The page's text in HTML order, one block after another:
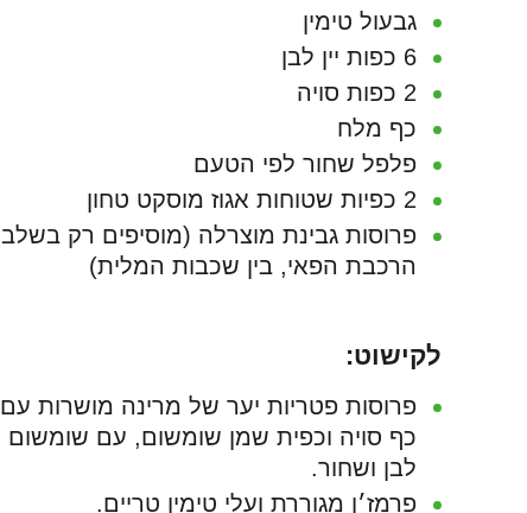
גבעול טימין
6 כפות יין לבן
2 כפות סויה
כף מלח
פלפל שחור לפי הטעם
2 כפיות שטוחות אגוז מוסקט טחון
פרוסות גבינת מוצרלה (מוסיפים רק בשלב
הרכבת הפאי, בין שכבות המלית)
לקישוט:
פרוסות פטריות יער של מרינה מושרות עם
כף סויה וכפית שמן שומשום, עם שומשום
לבן ושחור.
פרמז׳ן מגוררת ועלי טימין טריים.